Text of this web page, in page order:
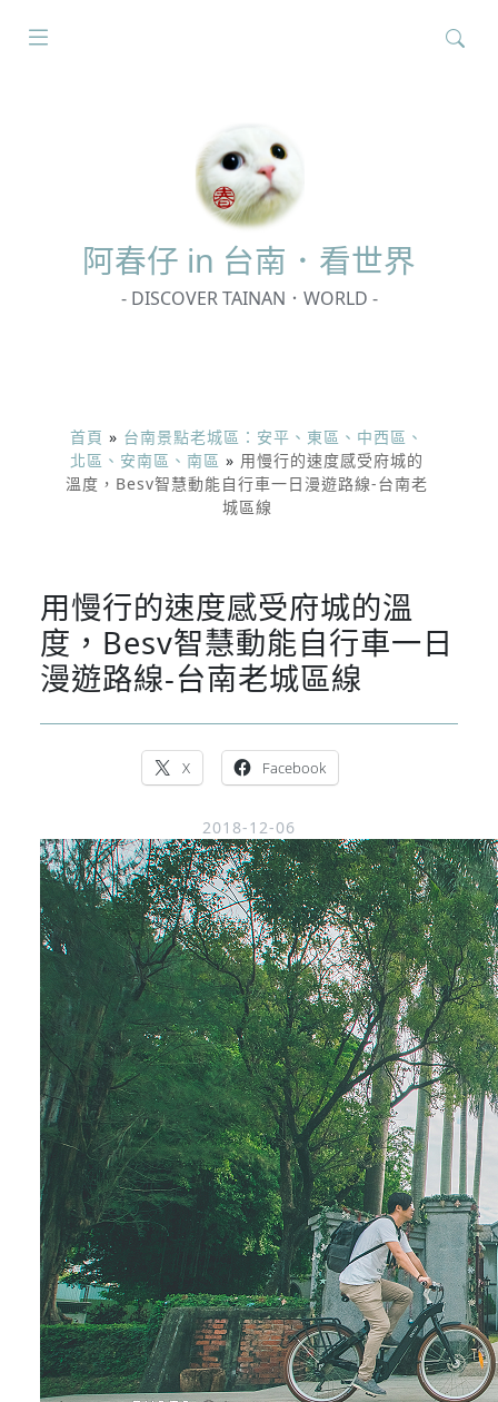
阿春仔 in 台南．看世界
- DISCOVER TAINAN．WORLD -
首頁 » 台南景點老城區：安平、東區、中西區、
北區、安南區、南區 » 用慢行的速度感受府城的
溫度，Besv智慧動能自行車一日漫遊路線-台南老
城區線
用慢行的速度感受府城的溫
度，Besv智慧動能自行車一日
漫遊路線-台南老城區線
X Facebook
2018-12-06